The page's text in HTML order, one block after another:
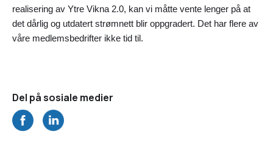
realisering av Ytre Vikna 2.0, kan vi måtte vente lenger på at
det dårlig og utdatert strømnett blir oppgradert. Det har flere av
våre medlemsbedrifter ikke tid til.
Del på sosiale medier